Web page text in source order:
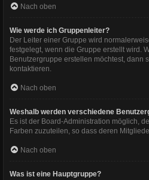
Nach oben
Wie werde ich Gruppenleiter?
Der Leiter einer Gruppe wird
festgelegt, wenn die Gruppe erstellt wird.
Benutzergruppe erstellen möchtest, dann
kontaktieren.
Nach oben
Weshalb werden verschiedene
Es ist der Board-Administration möglich,
Farben zuzuteilen, so dass deren
Nach oben
Was ist eine Hauptgruppe?